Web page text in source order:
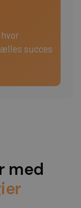
succes
med